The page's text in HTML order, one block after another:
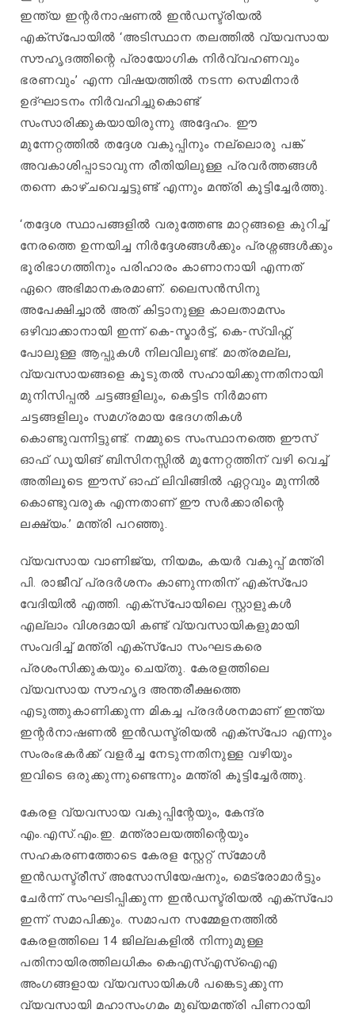
ഇന്ത്യ ഇന്റർനാഷണൽ ഇൻഡസ്ട്രിയൽ
എക്സ്പോയിൽ ‘അടിസ്ഥാന തലത്തിൽ വ്യവസായ
സൗഹൃദത്തിന്റെ പ്രായോഗിക നിർവ്വഹണവും
ഭരണവും’ എന്ന വിഷയത്തിൽ നടന്ന സെമിനാർ
ഉദ്ഘാടനം നിര്‍വഹിച്ചുകൊണ്ട്
സംസാരിക്കുകയായിരുന്നു അദ്ദേഹം. ഈ
മുന്നേറ്റത്തിൽ തദ്ദേശ വകുപ്പിനും നല്ലൊരു പങ്ക്
അവകാശിപ്പാടാവുന്ന രീതിയിലുള്ള പ്രവർത്തങ്ങൾ
തന്നെ കാഴ്ചവെച്ചട്ടുണ്ട് എന്നും മന്ത്രി കൂട്ടിച്ചേർത്തു.
‘തദ്ദേശ സ്ഥാപങ്ങളിൽ വരുത്തേണ്ട മാറ്റങ്ങളെ കുറിച്ച്
നേരത്തെ ഉന്നയിച്ച നിർദ്ദേശങ്ങൾക്കും പ്രശ്നങ്ങൾക്കും
ഭൂരിഭാഗത്തിനും പരിഹാരം കാണാനായി എന്നത്
ഏറെ അഭിമാനകരമാണ്. ലൈസൻസിനു
അപേക്ഷിച്ചാൽ അത് കിട്ടാനുള്ള കാലതാമസം
ഒഴിവാക്കാനായി ഇന്ന് കെ-സ്മാർട്ട്, കെ-സ്വിഫ്റ്റ്
പോലുള്ള ആപ്പുകൾ നിലവിലുണ്ട്. മാത്രമല്ല,
വ്യവസായങ്ങളെ കൂടുതൽ സഹായിക്കുന്നതിനായി
മുനിസിപ്പൽ ചട്ടങ്ങളിലും, കെട്ടിട നിർമാണ
ചട്ടങ്ങളിലും സമഗ്രമായ ഭേദഗതികൾ
കൊണ്ടുവന്നിട്ടുണ്ട്. നമ്മുടെ സംസ്ഥാനത്തെ ഈസ്‌
ഓഫ് ഡൂയിങ് ബിസിനസ്സിൽ മുന്നേറ്റത്തിന് വഴി വെച്ച്
അതിലൂടെ ഈസ്‌ ഓഫ് ലിവിങ്ങിൽ ഏറ്റവും മുന്നിൽ
കൊണ്ടുവരുക എന്നതാണ് ഈ സർക്കാരിന്റെ
ലക്ഷ്യം.’ മന്ത്രി പറഞ്ഞു.
വ്യവസായ വാണിജ്യ, നിയമം, കയർ വകുപ്പ് മന്ത്രി
പി. രാജീവ് പ്രദർശനം കാണുന്നതിന് എക്സ്പോ
വേദിയിൽ എത്തി. എക്സ്പോയിലെ സ്റ്റാളുകൾ
എല്ലാം വിശദമായി കണ്ട് വ്യവസായികളുമായി
സംവദിച്ച്‌ മന്ത്രി എക്സ്പോ സംഘടകരെ
പ്രശംസിക്കുകയും ചെയ്തു. കേരളത്തിലെ
വ്യവസായ സൗഹൃദ അന്തരീക്ഷത്തെ
എടുത്തുകാണിക്കുന്ന മികച്ച പ്രദർശനമാണ് ഇന്ത്യ
ഇന്റർനാഷണൽ ഇൻഡസ്ട്രിയൽ എക്സ്പോ എന്നും
സംരംഭകർക്ക് വളർച്ച നേടുന്നതിനുള്ള വഴിയും
ഇവിടെ ഒരുക്കുന്നുണ്ടെന്നും മന്ത്രി കൂട്ടിച്ചേർത്തു.
കേരള വ്യവസായ വകുപ്പിന്റേയും, കേന്ദ്ര
എം.എസ്.എം.ഇ. മന്ത്രാലയത്തിന്റെയും
സഹകരണത്തോടെ കേരള സ്റ്റേറ്റ് സ്‌മോള്‍
ഇന്‍ഡസ്ട്രീസ് അസോസിയേഷനും, മെട്രോമാര്‍ട്ടും
ചേർന്ന് സംഘടിപ്പിക്കുന്ന ഇൻഡസ്ട്രിയൽ എക്സ്പോ
ഇന്ന് സമാപിക്കും. സമാപന സമ്മേളനത്തിൽ
കേരളത്തിലെ 14 ജില്ലകളിൽ നിന്നുമുള്ള
പതിനായിരത്തിലധികം കെഎസ്എസ്ഐഎ
അംഗങ്ങളായ വ്യവസായികൾ പങ്കെടുക്കുന്ന
വ്യവസായി മഹാസംഗമം മുഖ്യമന്ത്രി പിണറായി